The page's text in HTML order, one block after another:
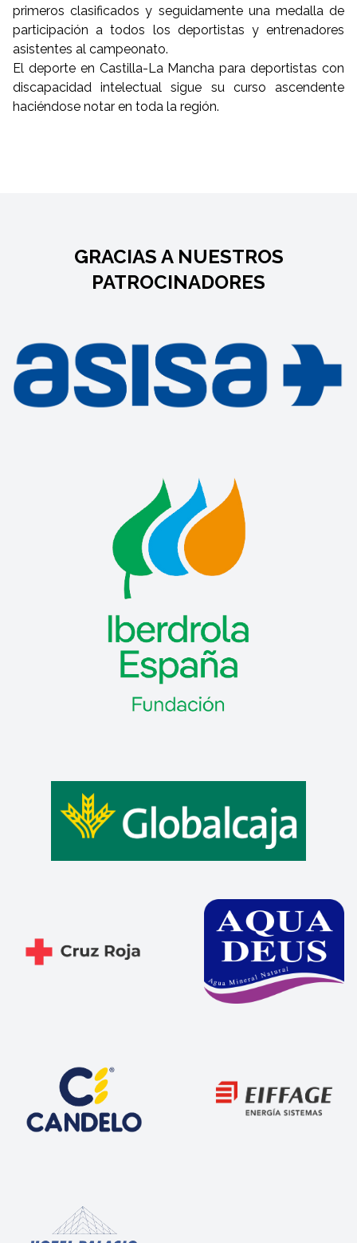
primeros clasificados y seguidamente una medalla de
participación a todos los deportistas y entrenadores
asistentes al campeonato.
El deporte en Castilla-La Mancha para deportistas con
discapacidad intelectual sigue su curso ascendente
haciéndose notar en toda la región.
GRACIAS A NUESTROS
PATROCINADORES